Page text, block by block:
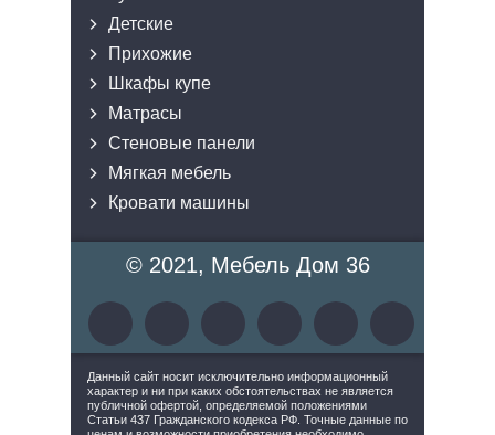
Детские
Прихожие
Шкафы купе
Матрасы
Стеновые панели
Мягкая мебель
Кровати машины
© 2021, Мебель Дом 36
Данный сайт носит исключительно информационный
характер и ни при каких обстоятельствах не является
публичной офертой, определяемой положениями
Статьи 437 Гражданского кодекса РФ. Точные данные по